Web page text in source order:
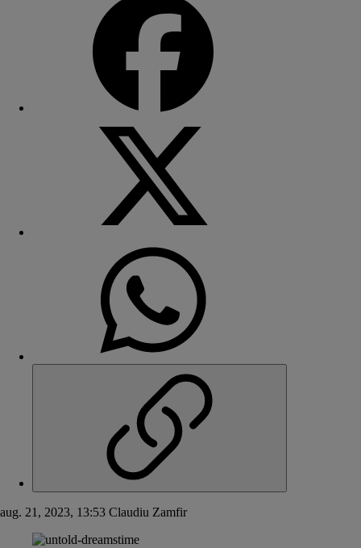
aug. 21, 2023, 13:53 Claudiu Zamfir